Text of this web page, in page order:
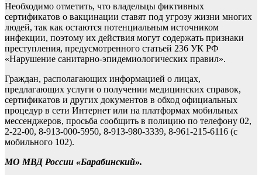
Необходимо отметить, что владельцы фиктивных
сертификатов о вакцинации ставят под угрозу жизни многих
людей, так как остаются потенциальным источником
инфекции, поэтому их действия могут содержать признаки
преступления, предусмотренного статьей 236 УК РФ
«Нарушение санитарно-эпидемиологических правил».
Граждан, располагающих информацией о лицах,
предлагающих услуги о получении медицинских справок,
сертификатов и других документов в обход официальных
процедур в сети Интернет или на платформах мобильных
мессенджеров, просьба сообщить в полицию по телефону 02,
2-22-00, 8-913-000-5950, 8-913-980-3339, 8-961-215-6116 (с
мобильного 102).
МО МВД России «Барабинский».